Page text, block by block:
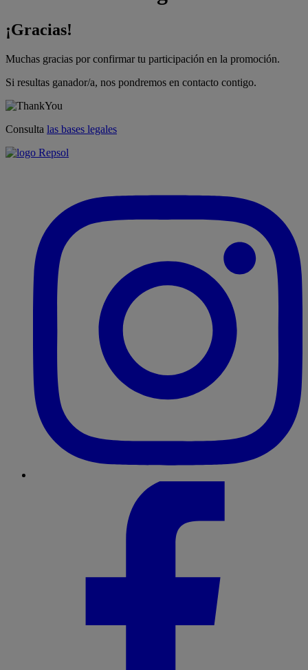
¡Gracias!
Muchas gracias por confirmar tu participación en la promoción.
Si resultas ganador/a, nos pondremos en contacto contigo.
Consulta las bases legales